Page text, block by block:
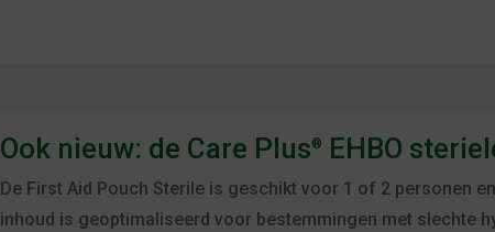
Ook nieuw: de Care Plus® EHBO
De First Aid Pouch Sterile is geschikt voor 1 of 2 personen
inhoud is geoptimaliseerd voor bestemmingen met slechte